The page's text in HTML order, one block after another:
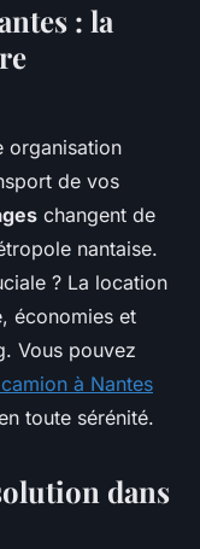
: la
organisation
de vos
changent de
nantaise.
? La location
économies et
Vous pouvez
à Nantes
toute sérénité.
dans